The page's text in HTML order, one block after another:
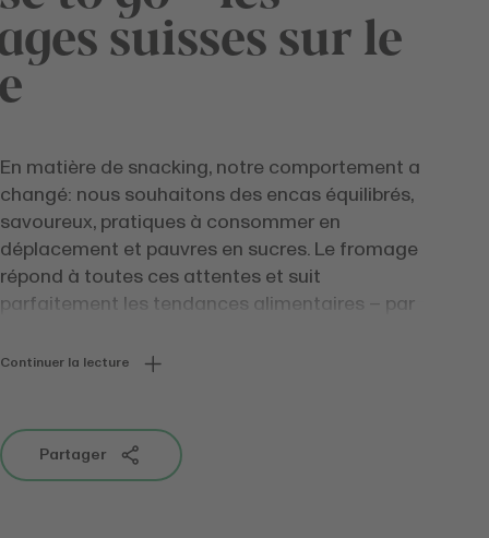
suisses sur le
En matière de snacking, notre comportement a
changé: nous souhaitons des encas équilibrés,
savoureux, pratiques à consommer en
déplacement et pauvres en sucres. Le fromage
répond à toutes ces attentes et suit
parfaitement les tendances alimentaires – par
De plus, le fromage est une source d’énergie qui
Continuer la lecture
Partager